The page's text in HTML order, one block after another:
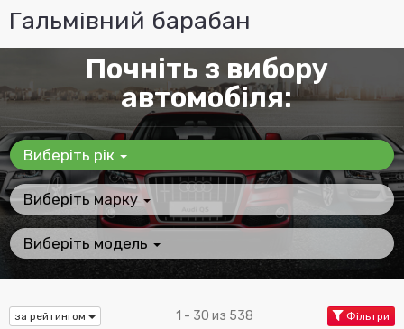
Гальмівний барабан
Почніть з вибору
автомобіля:
Виберіть рік
Виберіть марку
Виберіть модель
за рейтингом 1 - 30 из 538 Фільтри